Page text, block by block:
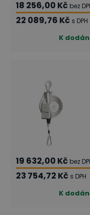
18 256,00 Kč bez
22 089,76 Kč s DPH
K
19 632,00 Kč bez
23 754,72 Kč s DPH
K